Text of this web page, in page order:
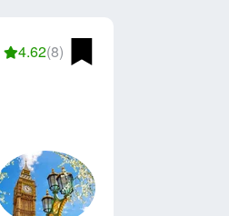
4.62(8)